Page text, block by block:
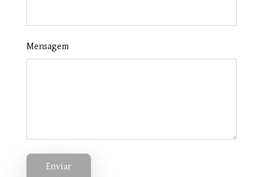
Mensagem
Enviar